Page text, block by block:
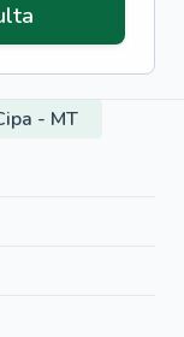
- MT